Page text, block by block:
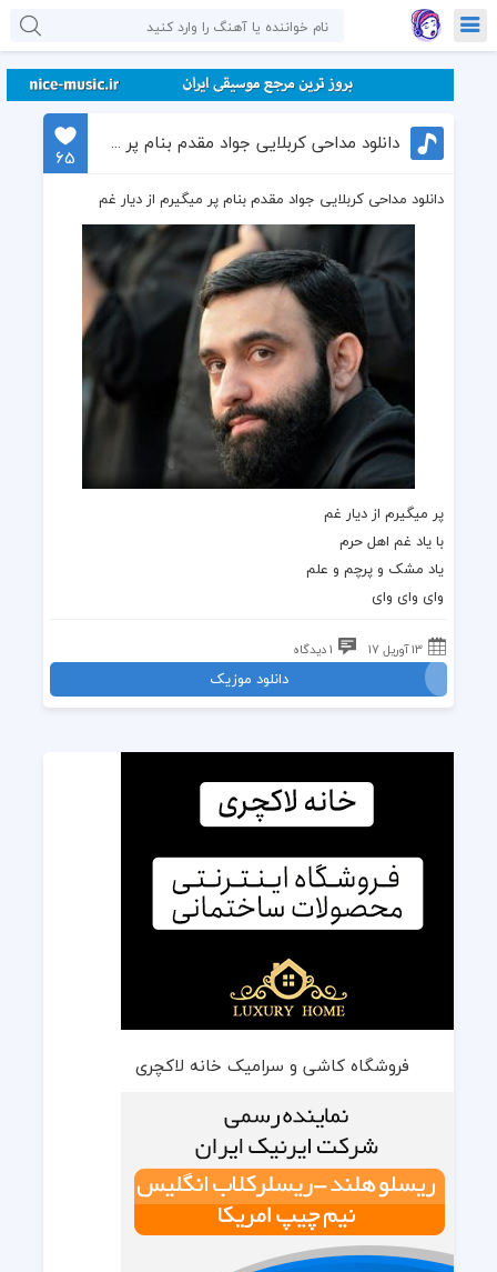
دانلود مداحی کربلایی جواد مقدم بنام پر میگیرم از دیار غم
65
دانلود مداحی کربلایی جواد مقدم بنام پر میگیرم از دیار غم
پر میگیرم از دیار غم
با یاد غم اهل حرم
یاد مشک و پرچم و علم
وای وای وای
13 آوریل 17 1 دیدگاه
دانلود موزیک
فروشگاه کاشی و سرامیک خانه لاکچری